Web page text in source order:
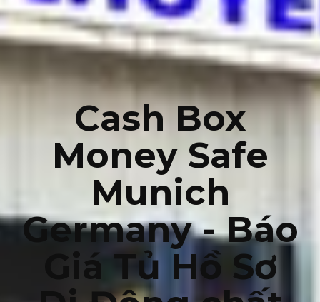
Cash Box
Money Safe
Munich
Germany - Báo
Giá Tủ Hồ Sơ